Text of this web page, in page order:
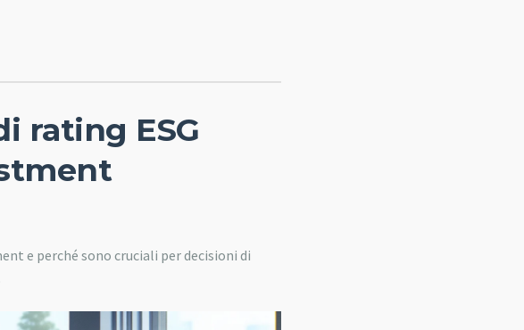
rating ESG
e perché sono cruciali per decisioni di